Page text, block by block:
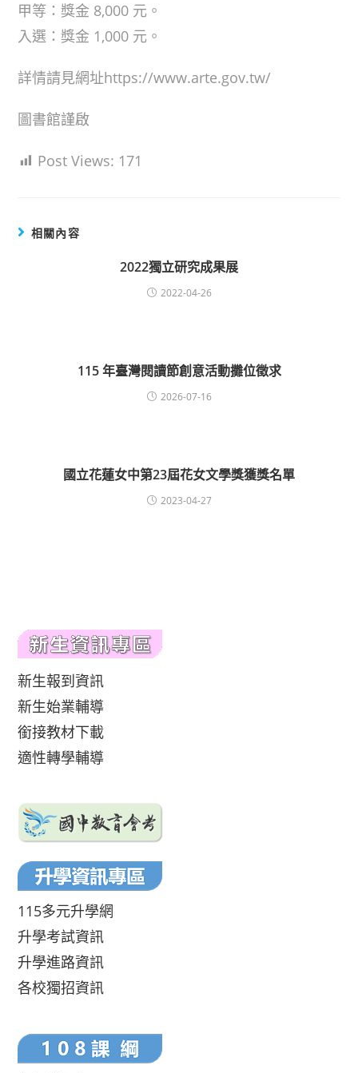
甲等：獎金 8,000 元。
入選：獎金 1,000 元。
詳情請見網址https://www.arte.gov.tw/
圖書館謹啟
Post Views: 171
相關內容
2022獨立研究成果展
2022-04-26
115 年臺灣閱讀節創意活動攤位徵求
2026-07-16
國立花蓮女中第23屆花女文學獎獲獎名單
2023-04-27
新生報到資訊
新生始業輔導
銜接教材下載
適性轉學輔導
115多元升學網
升學考試資訊
升學進路資訊
各校獨招資訊